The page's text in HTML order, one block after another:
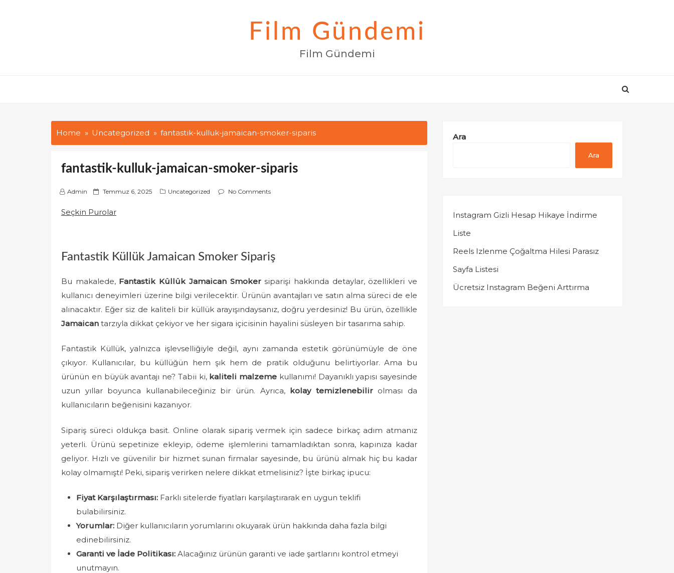
Film Gündemi
Film Gündemi
Home Uncategorized fantastik-kulluk-jamaican-smoker-siparis
fantastik-kulluk-jamaican-smoker-siparis
Admin
P
s
o
Temmuz 6, 2025 Uncategorized No Comments
Seçkin Purolar
Fantastik Küllük Jamaican Smoker Sipariş
Bu makalede, Fantastik Küllük Jamaican Smokersiparişi hakkında detaylar, özellikleri ve
kullanıcı deneyimleri üzerine bilgi verilecektir. Ürünün avantajları ve satın alma süreci de ele
alınacaktır. Eğer siz de kaliteli bir küllük arayışındaysanız, doğru yerdesiniz! Bu ürün, özellikle
Jamaican tarzıyla dikkat çekiyor ve her sigara içicisinin hayalini süsleyen bir tasarıma sahip.
Fantastik Küllük, yalnızca işlevselliğiyle değil, aynı zamanda estetik görünümüyle de öne
çıkıyor. Kullanıcılar, bu küllüğün hem şık hem de pratik olduğunu belirtiyorlar. Ama bu
ürünün en büyük avantajı ne? Tabii ki, kaliteli malzeme kullanımı! Dayanıklı yapısı sayesinde
uzun yıllar boyunca kullanabileceğiniz bir ürün. Ayrıca, kolay temizlenebilirolması da
kullanıcıların beğenisini kazanıyor.
Sipariş süreci oldukça basit. Online olarak sipariş vermek için sadece birkaç adım atmanız
yeterli. Ürünü sepetinize ekleyip, ödeme işlemlerini tamamladıktan sonra, kapınıza kadar
geliyor. Hızlı ve güvenilir bir hizmet sunan firmalar sayesinde, bu ürünü almak hiç bu kadar
kolay olmamıştı! Peki, sipariş verirken nelere dikkat etmelisiniz? İşte birkaç ipucu:
Fiyat Karşılaştırması: Farklı sitelerde fiyatları karşılaştırarak en uygun teklifi
bulabilirsiniz.
Yorumlar: Diğer kullanıcıların yorumlarını okuyarak ürün hakkında daha fazla bilgi
edinebilirsiniz.
Garanti ve İade Politikası: Alacağınız ürünün garanti ve iade şartlarını kontrol etmeyi
unutmayın.
Ara
Ara
Instagram Gizli Hesap Hikaye İndirme
Liste
Reels Izlenme Çoğaltma Hilesi Parasız
Sayfa Listesi
Ücretsiz Instagram Beğeni Arttırma